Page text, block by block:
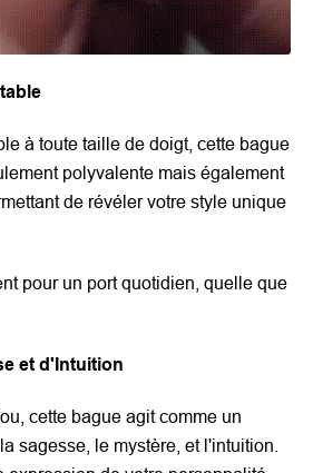
à toute taille de doigt, cette bague
polyvalente mais également
de révéler votre style unique
pour un port quotidien, quelle que
et d'Intuition
cette bague agit comme un
sagesse, le mystère, et l'intuition.